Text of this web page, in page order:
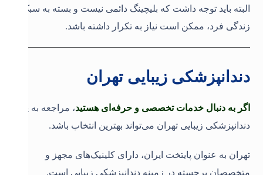
البته باید توجه داشت که بلیچینگ دائمی نیست و بسته به سبک
زندگی فرد، ممکن است نیاز به تکرار داشته باشد.
دندانپزشکی زیبایی تهران
اگر به دنبال خدمات تخصصی و حرفه‌ای هستید، مراجعه به یک
دندانپزشکی زیبایی تهران می‌تواند بهترین انتخاب باشد.
تهران به عنوان پایتخت ایران، دارای کلینیک‌های مجهز و
متخصصان برجسته در زمینه دندانپزشکی زیبایی است.